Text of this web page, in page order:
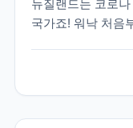
뉴질랜드는 코로
국가죠! 워낙 처음
네요 실제 뉴질랜
학생들을 대상으
크 걸...